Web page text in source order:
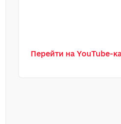
Перейти на YouTube-